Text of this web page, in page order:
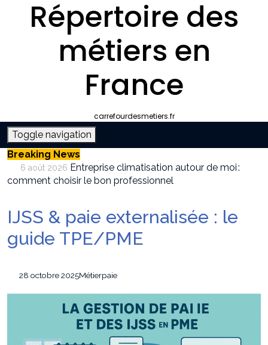
Répertoire des
métiers en
France
carrefourdesmetiers.fr
Toggle navigation
Breaking News
6 août 2026 Entreprise climatisation autour de moi :
comment choisir le bon professionnel
28 juillet 2026 SEO et IA : Comment optimiser votre site
pour apparaître dans les moteurs IA
22 juillet 2026
Stratégies invisibles pour conquérir votre
21 juillet 2026 Comment transformer son intérieur avec
Burn out en entreprise : comment les
conflits au travail affectent-ils les salariés ?
IJSS & paie externalisée : le
guide TPE/PME
28 octobre 2025Métierpaie